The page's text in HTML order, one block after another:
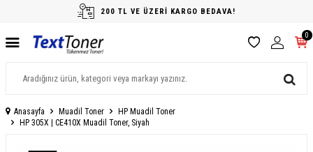
200 TL VE ÜZERİ KARGO BEDAVA!
0
Anasayfa Muadil Toner
HP Muadil Toner
HP 305X | CE410X Muadil Toner, Siyah